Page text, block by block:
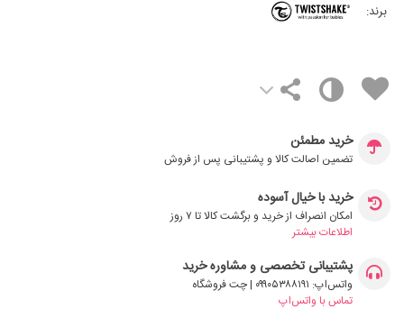
برند:
خرید مطمئن
تضمین اصالت کالا و پشتیبانی پس از فروش
خرید با خیال آسوده
امکان انصراف از خرید و برگشت کالا تا ۷ روز
اطلاعات بیشتر
پشتیبانی تخصصی و مشاوره خرید
واتس‌اپ: ۰۹۹۰۵۳۸۸۱۹۱ | چت فروشگاه
تماس با واتس‌اپ